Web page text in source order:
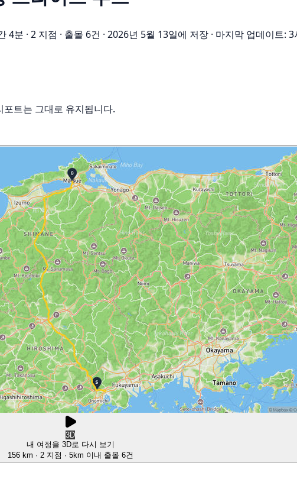
4분 · 2 지점 · 출몰 6건 · 2026년 5월 13일에 저장 · 마지막 업데이트: 3
트는 그대로 유지됩니다.
3D
내 여정을 3D로 다시 보기
156 km · 2 지점 · 5km 이내 출몰 6건